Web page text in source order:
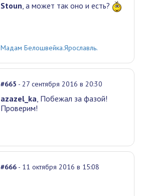
Stoun, а может так оно и есть?
Мадам Белошвейка.Ярославль.
#665 - 27 сентября 2016 в 20:30
azazel_ka, Побежал за фазой!
Проверим!
#666 - 11 октября 2016 в 15:08